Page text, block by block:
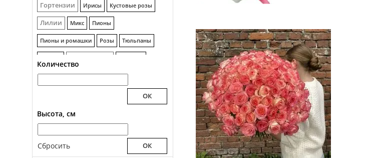
Гортензии Ирисы Кустовые розы
Лилии Микс Пионы
Пионы и ромашки Розы Тюльпаны
Количество
Высота, см
Сбросить